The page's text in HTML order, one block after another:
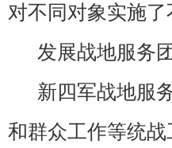
对不同对象实施
发展战地服务
新四军战地服
和群众工作等统战